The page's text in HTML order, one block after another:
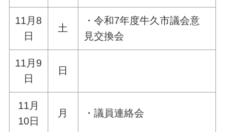
11月8
日
土
・令和7年度牛久市議会意
見交換会
11月9
日
日
11月
10日
月 ・議員連絡会